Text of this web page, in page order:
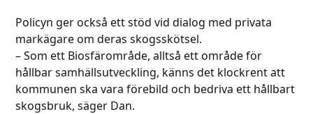
Policyn ger också ett stöd vid dialog med privata
markägare om deras skogsskötsel.
– Som ett Biosfärområde, alltså ett område för
hållbar samhällsutveckling, känns det klockrent att
kommunen ska vara förebild och bedriva ett hållbart
skogsbruk, säger Dan.